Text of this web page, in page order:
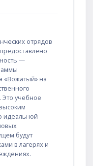
отрядов
—
«Вожатый» на
учебное
идеальной
будут
в лагерях и